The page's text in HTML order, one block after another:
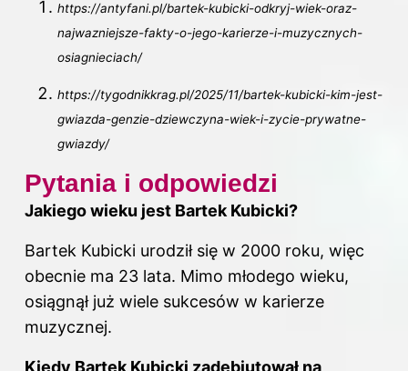
https://antyfani.pl/bartek-kubicki-odkryj-wiek-oraz-
najwazniejsze-fakty-o-jego-karierze-i-muzycznych-
osiagnieciach/
https://tygodnikkrag.pl/2025/11/bartek-kubicki-kim-jest-
gwiazda-genzie-dziewczyna-wiek-i-zycie-prywatne-
gwiazdy/
Pytania i odpowiedzi
Jakiego wieku jest Bartek Kubicki?
Bartek Kubicki urodził się w 2000 roku, więc
obecnie ma 23 lata. Mimo młodego wieku,
osiągnął już wiele sukcesów w karierze
muzycznej.
Kiedy Bartek Kubicki zadebiutował na